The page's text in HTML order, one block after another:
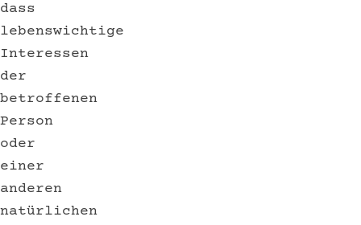
dass
lebenswichtige
Interessen
der
betroffenen
Person
oder
einer
anderen
natürlichen